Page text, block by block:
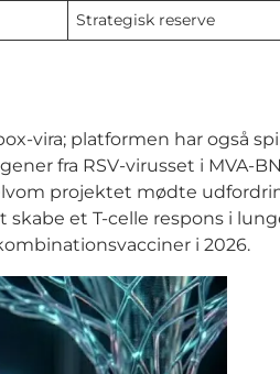
Strategisk reserve
vira; platformen har også
fra RSV-virusset i MVA-
projektet mødte
et T-celle respons i
i 2026.